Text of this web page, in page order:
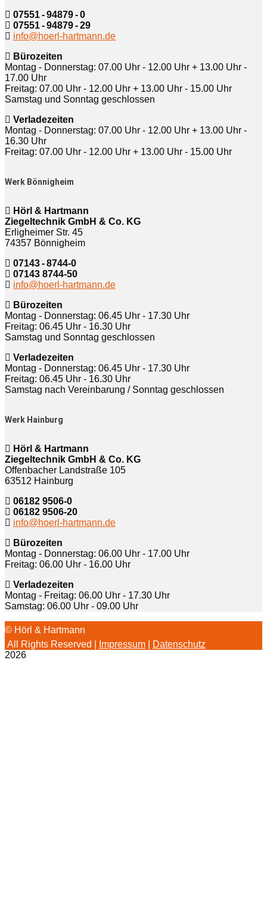
07551 - 94879 - 0
07551 - 94879 - 29
info@hoerl-hartmann.de
Bürozeiten
Montag - Donnerstag: 07.00 Uhr - 12.00 Uhr + 13.00 Uhr -
17.00 Uhr
Freitag: 07.00 Uhr - 12.00 Uhr + 13.00 Uhr - 15.00 Uhr
Samstag und Sonntag geschlossen
Verladezeiten
Montag - Donnerstag: 07.00 Uhr - 12.00 Uhr + 13.00 Uhr -
16.30 Uhr
Freitag: 07.00 Uhr - 12.00 Uhr + 13.00 Uhr - 15.00 Uhr
Werk Bönnigheim
Hörl & Hartmann
Ziegeltechnik GmbH & Co. KG
Erligheimer Str. 45
74357 Bönnigheim
07143 - 8744-0
07143 8744-50
info@hoerl-hartmann.de
Bürozeiten
Montag - Donnerstag: 06.45 Uhr - 17.30 Uhr
Freitag: 06.45 Uhr - 16.30 Uhr
Samstag und Sonntag geschlossen
Verladezeiten
Montag - Donnerstag: 06.45 Uhr - 17.30 Uhr
Freitag: 06.45 Uhr - 16.30 Uhr
Samstag nach Vereinbarung / Sonntag geschlossen
Werk Hainburg
Hörl & Hartmann
Ziegeltechnik GmbH & Co. KG
Offenbacher Landstraße 105
63512 Hainburg
06182 9506-0
06182 9506-20
info@hoerl-hartmann.de
Bürozeiten
Montag - Donnerstag: 06.00 Uhr - 17.00 Uhr
Freitag: 06.00 Uhr - 16.00 Uhr
Verladezeiten
Montag - Freitag: 06.00 Uhr - 17.30 Uhr
Samstag: 06.00 Uhr - 09.00 Uhr
© Hörl & Hartmann
All Rights Reserved |
Impressum
Datenschutz
2026